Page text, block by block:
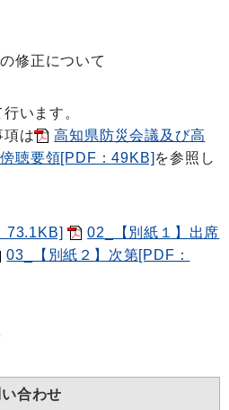
修正について
います。
項は
高知県防災会議及び高
聴要領[PDF：49KB] を参照し
73.1KB]
02_【別紙１】出席
03_【別紙２】次第[PDF：
合わせ